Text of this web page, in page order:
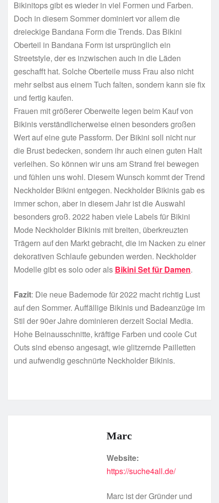
Bikinitops gibt es wieder in viel Formen und Farben.
Doch in diesem Sommer dominiert vor allem die
dreieckige Bandana Form die Trends. Das Bikini
Oberteil in Bandana Form ist ursprünglich ein
Streetstyle, der es inzwischen auch in die Läden
geschafft hat. Solche Oberteile muss Frau also nicht
mehr selbst aus einem Tuch falten, sondern kann sie fix
und fertig kaufen.
Frauen mit größerer Oberweite legen beim Kauf von
Bikinis verständlicherweise einen besonders großen
Wert auf eine gute Passform. Der Bikini soll nicht nur
die Brust bedecken, sondern ihr auch einen guten Halt
verleihen. So können wir uns am Strand frei bewegen
und fühlen uns wohl. Diesem Wunsch kommt der Trend
Neckholder Bikini entgegen. Neckholder Bikinis gab es
immer schon, aber in diesem Jahr ist die Auswahl
besonders groß. 2022 haben viele Labels für Bikini
Mode Neckholder Bikinis mit breiten, überkreuzten
Trägern auf den Markt gebracht, die im Nacken zu einer
dekorativen Schlaufe gebunden werden. Neckholder
Modelle gibt es solo oder als Bikini Set für Damen.
Fazit: Die neue Bademode für 2022 macht richtig Lust
auf den Sommer. Auffällige Bikinis und Badeanzüge im
Stil der 90er Jahre dominieren derzeit Social Media.
Hohe Beinausschnitte, kräftige Farben und coole Cut
Outs sind ebenso angesagt, wie glitzernde Pailletten
und aufwendig geschnürte Neckholder Bikinis.
Marc
Website:
https://suche4all.de/
Marc ist der Gründer und